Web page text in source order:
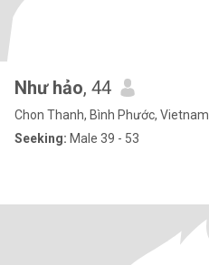
Như hảo, 44
Chon Thanh, Bình Phước, Vietnam
Seeking: Male 39 - 53